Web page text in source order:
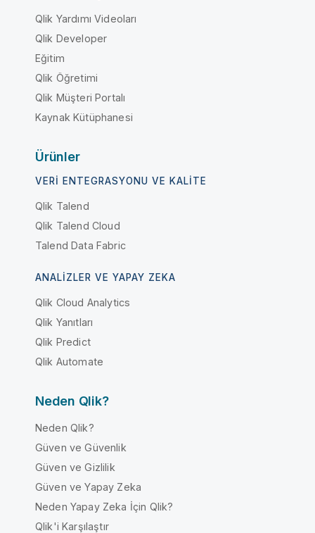
Qlik Yardımı Videoları
Qlik Developer
Eğitim
Qlik Öğretimi
Qlik Müşteri Portalı
Kaynak Kütüphanesi
Ürünler
VERI ENTEGRASYONU VE KALITE
Qlik Talend
Qlik Talend Cloud
Talend Data Fabric
ANALIZLER VE YAPAY ZEKA
Qlik Cloud Analytics
Qlik Yanıtları
Qlik Predict
Qlik Automate
Neden Qlik?
Neden Qlik?
Güven ve Güvenlik
Güven ve Gizlilik
Güven ve Yapay Zeka
Neden Yapay Zeka İçin Qlik?
Qlik'i Karşılaştır